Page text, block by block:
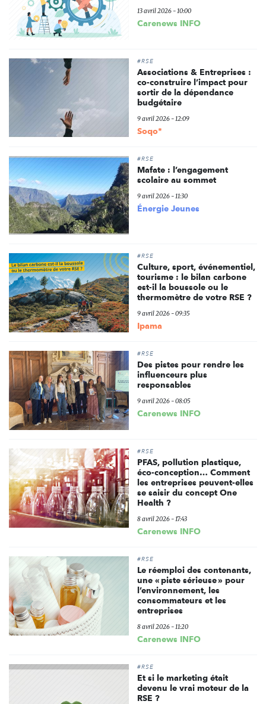
13 avril 2026 - 10:00
Carenews INFO
#RSE
Associations & Entreprises :
co-construire l’impact pour
sortir de la dépendance
budgétaire
9 avril 2026 - 12:09
Soqo*
#RSE
Mafate : l’engagement
scolaire au sommet
9 avril 2026 - 11:30
Énergie Jeunes
#RSE
Culture, sport, événementiel,
tourisme : le bilan carbone
est-il la boussole ou le
thermomètre de votre RSE ?
9 avril 2026 - 09:35
Ipama
#RSE
Des pistes pour rendre les
influenceurs plus
responsables
9 avril 2026 - 08:05
Carenews INFO
#RSE
PFAS, pollution plastique,
éco-conception… Comment
les entreprises peuvent-elles
se saisir du concept One
Health ?
8 avril 2026 - 17:43
Carenews INFO
#RSE
Le réemploi des contenants,
une « piste sérieuse » pour
l’environnement, les
consommateurs et les
entreprises
8 avril 2026 - 11:20
Carenews INFO
#RSE
Et si le marketing était
devenu le vrai moteur de la
RSE ?